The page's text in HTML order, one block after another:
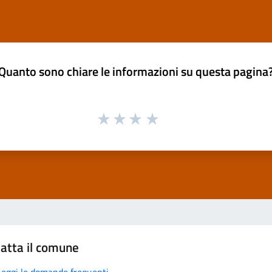
sono chiare le informazioni su questa
il comune